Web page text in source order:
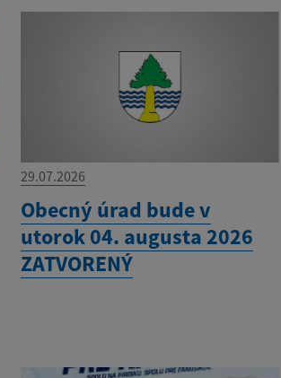
29.07.2026
Obecný úrad bude v
utorok 04. augusta 2026
ZATVORENÝ